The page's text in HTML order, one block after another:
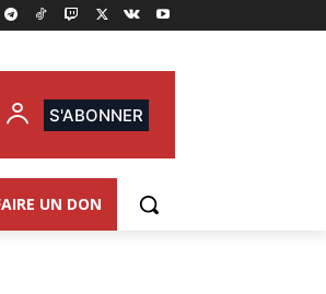
S'ABONNER
UN DON